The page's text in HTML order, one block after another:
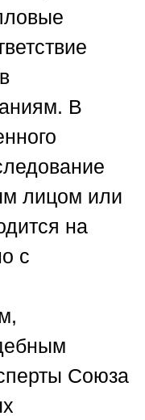
В
лицом или
на
с
Союза